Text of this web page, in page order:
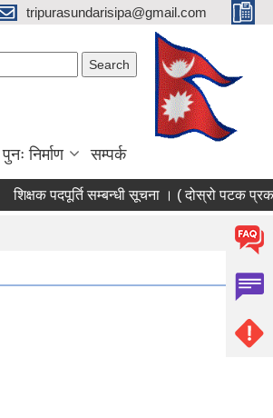
tripurasundarisipa@gmail.com
पुनः निर्माण सम्पर्क
शिक्षक पदपूर्ति सम्बन्धी सूचना । ( दोस्रो पटक